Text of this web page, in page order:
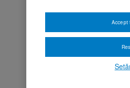
Accept